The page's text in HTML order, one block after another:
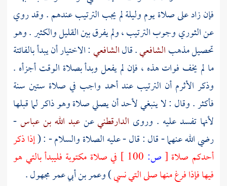
فإن زاد على صلاة يوم وليلة لم يجب الترتيب عندهم . وقد روي
عنالثوريوجوب الترتيب ، ولم يفرق بين القليل والكثير . وهو
تحصيل مذهبالشافعي. قالالشافعي: الاختيار أن يبدأ بالفائتة
ما لم يخف فوات هذه ، فإن لم يفعل وبدأ بصلاة الوقت أجزأه .
وذكر الأثرمأن الترتيب عندأحمد واجب في صلاة ستين سنة
فأكثر . وقال : لا ينبغي لأحد أن يصلي صلاة وهو ذاكر لما قبلها
لأنها تفسد عليه . وروى الدارقطنيعنعبد الله بن عباس-
رضي الله عنهما - قال : قال - عليه الصلاة والسلام - : (إذا ذكر
أحدكم صلاة [ص:
في صلاة مكتوبة فليبدأ بالتي هو
فيها فإذا فرغ منها صلى التي نسي)وعمر بن أبي عمرمجهول .